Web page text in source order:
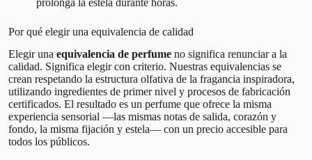
Por qué elegir una equivalencia de calidad
Elegir una equivalencia de perfume no significa renunciar a la
calidad. Significa elegir con criterio. Nuestras equivalencias se
crean respetando la estructura olfativa de la fragancia inspiradora,
utilizando ingredientes de primer nivel y procesos de fabricación
certificados. El resultado es un perfume que ofrece la misma
experiencia sensorial —las mismas notas de salida, corazón y
fondo, la misma fijación y estela— con un precio accesible para
todos los públicos.